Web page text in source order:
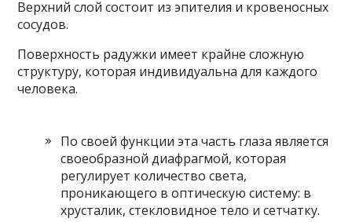
Верхний слой состоит из эпителия и кровеносных
сосудов.
Поверхность радужки имеет крайне сложную
структуру, которая индивидуальна для каждого
человека.
По своей функции эта часть глаза является
своеобразной диафрагмой, которая
регулирует количество света,
проникающего в оптическую систему: в
хрусталик, стекловидное тело и сетчатку.